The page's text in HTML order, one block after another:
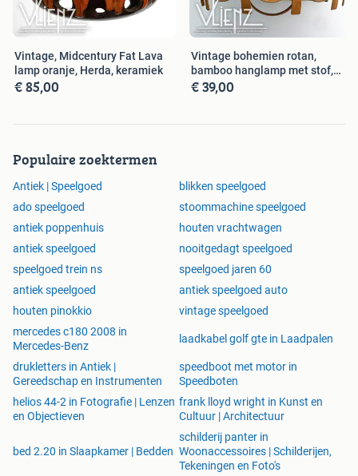
Vintage, Midcentury Fat Lava
lamp oranje, Herda, keramiek
€ 85,00
Vintage bohemien rotan,
bamboo hanglamp met stof,
retro
€ 39,00
Populaire zoektermen
Antiek | Speelgoed
blikken speelgoed
ado speelgoed
stoommachine speelgoed
antiek poppenhuis
houten vrachtwagen
antiek speelgoed
nooitgedagt speelgoed
speelgoed trein ns
speelgoed jaren 60
antiek speelgoed
antiek speelgoed auto
houten pinokkio
vintage speelgoed
mercedes c180 2008 in
Mercedes-Benz
laadkabel golf gte in Laadpalen
drukletters in Antiek |
Gereedschap en Instrumenten
speedboot met motor in
Speedboten
helios 44-2 in Fotografie | Lenzen
en Objectieven
frank lloyd wright in Kunst en
Cultuur | Architectuur
bed 2.20 in Slaapkamer | Bedden
schilderij panter in
Woonaccessoires | Schilderijen,
Tekeningen en Foto's